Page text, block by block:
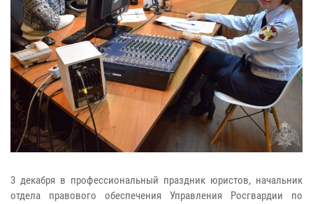
3 декабря в профессиональный праздник юристов, начальник
отдела правового обеспечения Управления Росгвардии по